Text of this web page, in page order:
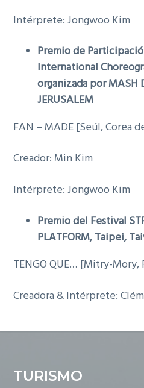
Intérprete: Jongwoo Kim
Premio de
International
organizada por MASH
JERUSALEM
FAN – MADE [Seúl, Corea
Creador: Min Kim
Intérprete: Jongwoo Kim
Premio del Festival
PLATFORM, Taipei,
TENGO QUE… [Mitry-Mory,
Creadora & Intérprete:
TURISMO